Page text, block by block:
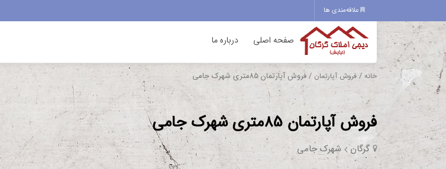
علاقه‌مندی ها
صفحه اصلی درباره ما
خانه / فروش آپارتمان / فروش آپارتمان 85متری شهرک جامی
فروش آپارتمان 85متری شهرک جامی
گرگان شهرک جامی